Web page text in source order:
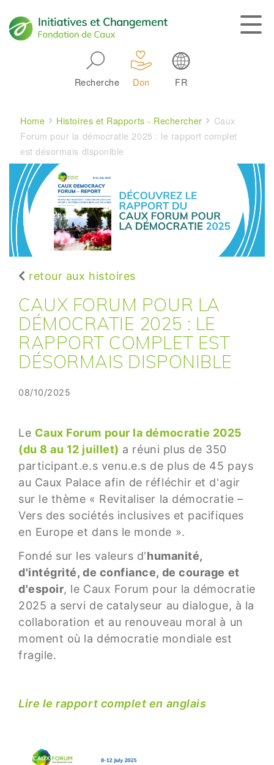
Recherche Don FR
Breadcrumb
Home Histoires et Rapports - Rechercher
Caux
Forum pour la démocratie 2025 : le rapport complet
est désormais disponible
retour aux histoires
CAUX FORUM POUR LA
DÉMOCRATIE 2025 : LE
RAPPORT COMPLET EST
DÉSORMAIS DISPONIBLE
08/10/2025
Le Caux Forum pour la démocratie 2025
(du 8 au 12 juillet) a réuni plus de 350
participant.e.s venu.e.s de plus de 45 pays
au Caux Palace afin de réfléchir et d'agir
sur le thème « Revitaliser la démocratie –
Vers des sociétés inclusives et pacifiques
en Europe et dans le monde ».
Fondé sur les valeurs d'humanité,
d'intégrité, de confiance, de courage et
d'espoir, le Caux Forum pour la démocratie
2025 a servi de catalyseur au dialogue, à la
collaboration et au renouveau moral à un
moment où la démocratie mondiale est
fragile.
Lire le rapport complet en anglais